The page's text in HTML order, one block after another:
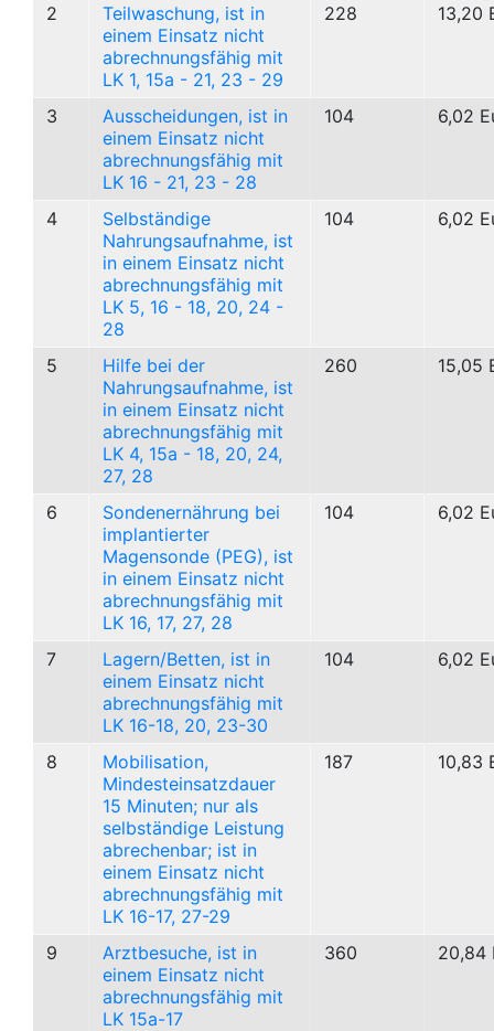
2
Teilwaschung, ist in
einem Einsatz nicht
abrechnungsfähig mit
LK 1, 15a - 21, 23 - 29
228 13,20
3
Ausscheidungen, ist in
einem Einsatz nicht
abrechnungsfähig mit
LK 16 - 21, 23 - 28
104 6,02
4
Selbständige
Nahrungsaufnahme, ist
in einem Einsatz nicht
abrechnungsfähig mit
LK 5, 16 - 18, 20, 24 -
28
104 6,02
5
Hilfe bei der
Nahrungsaufnahme, ist
in einem Einsatz nicht
abrechnungsfähig mit
LK 4, 15a - 18, 20, 24,
27, 28
260 15,05
6
Sondenernährung bei
implantierter
Magensonde (PEG), ist
in einem Einsatz nicht
abrechnungsfähig mit
LK 16, 17, 27, 28
104 6,02
7
Lagern/Betten, ist in
einem Einsatz nicht
abrechnungsfähig mit
LK 16-18, 20, 23-30
104 6,02
8
Mobilisation,
Mindesteinsatzdauer
15 Minuten; nur als
selbständige Leistung
abrechenbar; ist in
einem Einsatz nicht
abrechnungsfähig mit
LK 16-17, 27-29
187 10,83
9
Arztbesuche, ist in
einem Einsatz nicht
abrechnungsfähig mit
LK 15a-17
360 20,84